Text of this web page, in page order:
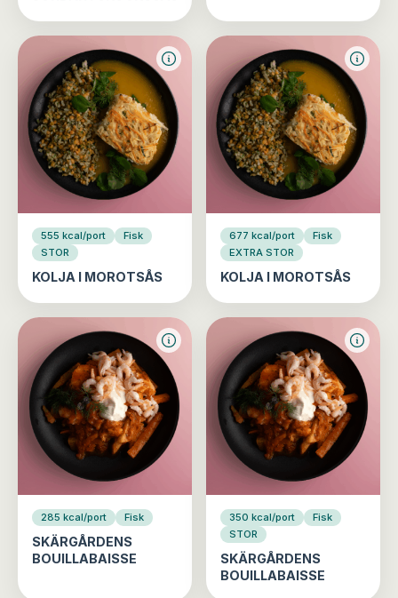
555 kcal/port
Fisk
STOR
KOLJA I MOROTSÅS
677 kcal/port
Fisk
EXTRA STOR
KOLJA I MOROTSÅS
285 kcal/port Fisk
SKÄRGÅRDENS
BOUILLABAISSE
350 kcal/port
Fisk
STOR
SKÄRGÅRDENS
BOUILLABAISSE